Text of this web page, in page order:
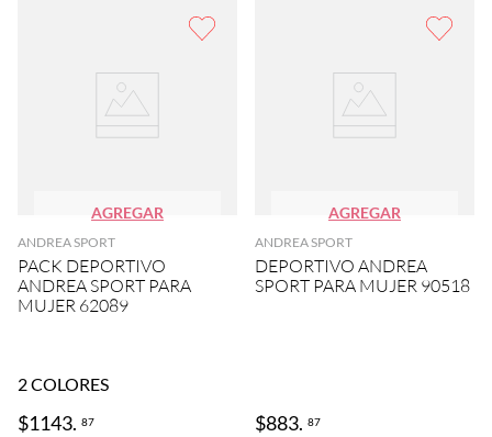
AGREGAR
ANDREA SPORT
PACK DEPORTIVO
ANDREA SPORT PARA
MUJER 62089
2COLORES
$1143. 87
AGREGAR
ANDREA SPORT
DEPORTIVO ANDREA
SPORT PARA MUJER 90518
$883. 87